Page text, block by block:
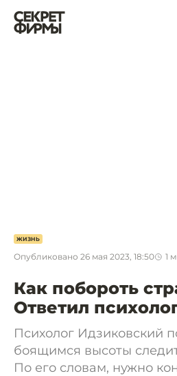
ЖИЗНЬ
Опубликовано 26 мая 2023, 18:50 1
Как побороть
Ответил
Психолог Идзиковский
боящимся высоты
По его словам, нужно